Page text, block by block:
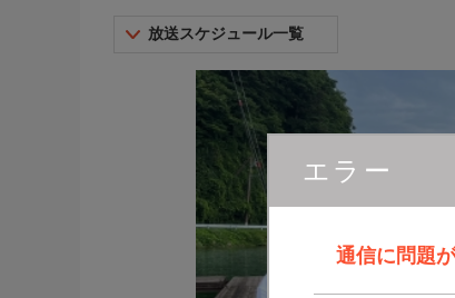
エラー
通信に問題
放送スケジュール一覧